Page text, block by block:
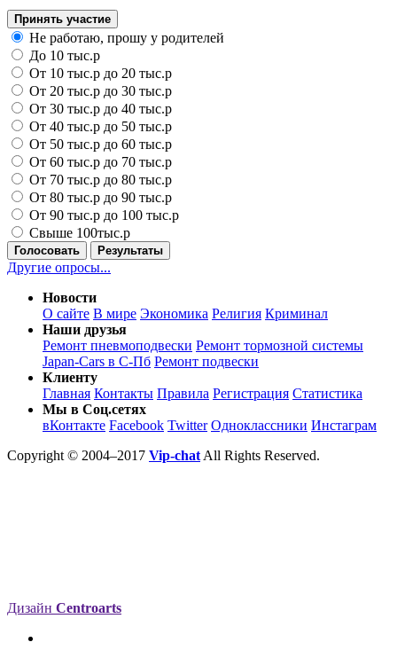
Принять участие
Не работаю, прошу у родителей
До 10 тыс.р
От 10 тыс.р до 20 тыс.р
От 20 тыс.р до 30 тыс.р
От 30 тыс.р до 40 тыс.р
От 40 тыс.р до 50 тыс.р
От 50 тыс.р до 60 тыс.р
От 60 тыс.р до 70 тыс.р
От 70 тыс.р до 80 тыс.р
От 80 тыс.р до 90 тыс.р
От 90 тыс.р до 100 тыс.р
Свыше 100тыс.р
Голосовать Результаты
Другие опросы...
Новости
О сайте В мире Экономика Религия Криминал
Наши друзья
Ремонт пневмоподвески Ремонт тормозной системы
Japan-Cars в С-Пб Ремонт подвески
Клиенту
Главная Контакты Правила Регистрация Статистика
Мы в Соц.сетях
вКонтакте Facebook Twitter Одноклассники Инстаграм
Copyright © 2004–2017 Vip-chat All Rights Reserved.
Дизайн Centroarts